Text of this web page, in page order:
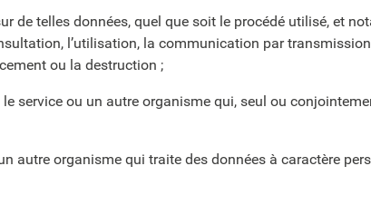
de telles données, quel que soit le procédé utilisé, et
l’utilisation, la communication par
ou la destruction ;
service ou un autre organisme qui, seul ou
autre organisme qui traite des données à caractère